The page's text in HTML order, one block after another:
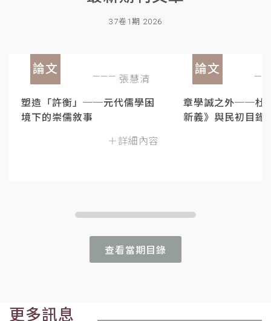
37卷1期 2026
論文
張慧清
塑造「許衡」──元代儒學困
境下的崇儒敘事
＋詳細內容
論文
章學誠之外──杜
新義》與民初目錄
查看當期目錄
更多訊息